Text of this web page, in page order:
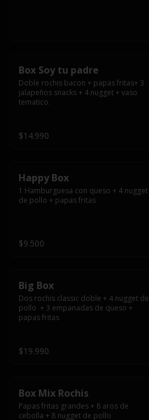
Box Soy tu padre
Doble rochis bacon + papas fritas+ 3
jalapeños snacks + 4 nugget + vaso
tematico.
$14.990
Happy Box
1 Hamburguesa con queso + 4 nugget
de pollo + papas fritas
$9.500
Big Box
Dos rochis classic doble + 4 nugget de
pollo  + 3 empanadas de queso +
papas fritas
$19.990
Box Mix Rochis
Papas fritas grandes + 8 aros de
cebolla + 8 nugget de pollo